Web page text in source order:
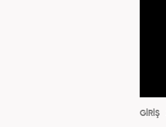
GİRİŞ